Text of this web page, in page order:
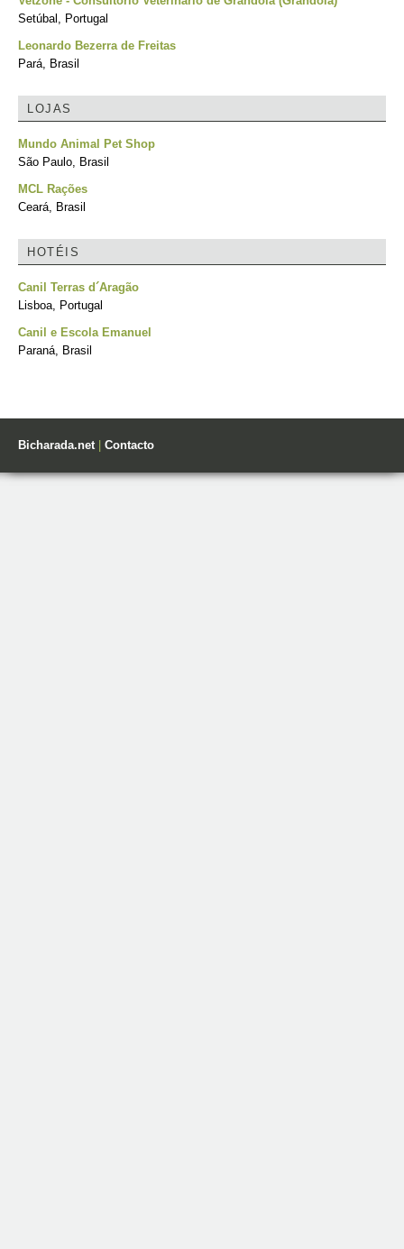
Setúbal, Portugal
Leonardo Bezerra de Freitas
Pará, Brasil
LOJAS
Mundo Animal Pet Shop
São Paulo, Brasil
MCL Rações
Ceará, Brasil
HOTÉIS
Canil Terras d´Aragão
Lisboa, Portugal
Canil e Escola Emanuel
Paraná, Brasil
Bicharada.net| Contacto